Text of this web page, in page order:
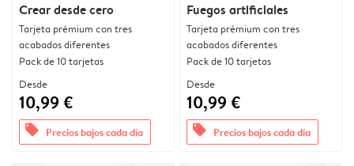
Crear desde cero
Tarjeta prémium con tres
acabados diferentes
Pack de 10 tarjetas
Desde
10,99 €
offers Precios bajos cada día
Fuegos artificiales
Tarjeta prémium con tres
acabados diferentes
Pack de 10 tarjetas
Desde
10,99 €
offers Precios bajos cada día